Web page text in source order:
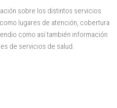
sobre los distintos servicios
lugares de atención, cobertura
como así también información
de servicios de salud.